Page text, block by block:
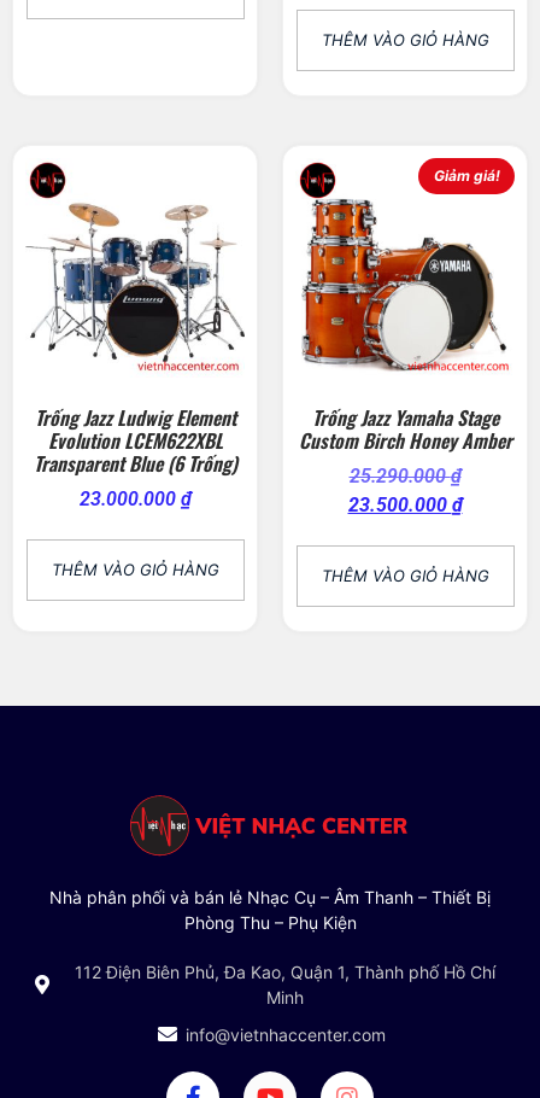
THÊM VÀO GIỎ HÀNG
Trống Jazz Ludwig Element
Evolution LCEM622XBL
Transparent Blue (6 Trống)
23.000.000 ₫
THÊM VÀO GIỎ HÀNG
Giảm giá!
Trống Jazz Yamaha Stage
Custom Birch Honey Amber
25.290.000₫
23.500.000 ₫
THÊM VÀO GIỎ HÀNG
Nhà phân phối và bán lẻ Nhạc Cụ – Âm Thanh – Thiết Bị
Phòng Thu – Phụ Kiện
112 Điện Biên Phủ, Đa Kao, Quận 1, Thành phố Hồ Chí
Minh
info@vietnhaccenter.com